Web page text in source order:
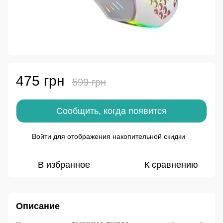
475 грн 599 грн
Сообщить, когда появится
Войти для отображения накопительной скидки
В избранное К сравнению
Описание